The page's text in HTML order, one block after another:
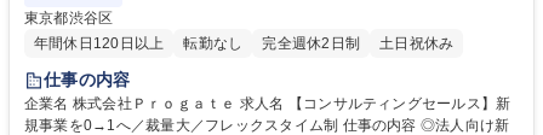
東京都渋谷区
年間休日120日以上
転勤なし 完全週休2日制 土日祝休み
仕事の内容
企業名 株式会社Ｐｒｏｇａｔｅ 求人名 【コンサルティングセールス】新
規事業を0→1へ／裁量大／フレックスタイム制 仕事の内容 ◎法人向け新